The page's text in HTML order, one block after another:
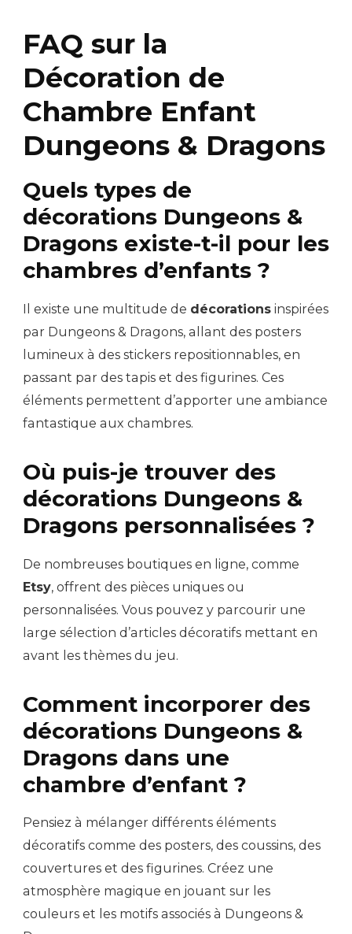
FAQ sur la
Décoration de
Chambre Enfant
Dungeons & Dragons
Quels types de
décorations Dungeons &
Dragons existe-t-il pour les
chambres d’enfants ?
Il existe une multitude de décorations inspirées
par Dungeons & Dragons, allant des posters
lumineux à des stickers repositionnables, en
passant par des tapis et des figurines. Ces
éléments permettent d’apporter une ambiance
fantastique aux chambres.
Où puis-je trouver des
décorations Dungeons &
Dragons personnalisées ?
De nombreuses boutiques en ligne, comme
Etsy, offrent des pièces uniques ou
personnalisées. Vous pouvez y parcourir une
large sélection d’articles décoratifs mettant en
avant les thèmes du jeu.
Comment incorporer des
décorations Dungeons &
Dragons dans une
chambre d’enfant ?
Pensiez à mélanger différents éléments
décoratifs comme des posters, des coussins, des
couvertures et des figurines. Créez une
atmosphère magique en jouant sur les
couleurs et les motifs associés à Dungeons &